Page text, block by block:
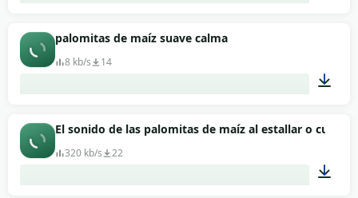
palomitas de maíz suave calma
8 kb/s 14
00:02
El sonido de las palomitas de maíz al estallar o
320 kb/s 22